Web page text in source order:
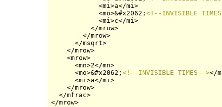
            <mi>a</mi>
            <mo>&#x2062;
<!--INVISIBLE
            <mi>c</mi>
          </mrow>
        </mrow>
      </msqrt>
    </mrow>
    <mrow>
      <mn>2</mn>
      <mo>&#x2062;
<!--INVISIBLE TIMES--></
      <mi>a</mi>
    </mrow>
  </mfrac>
</mrow>